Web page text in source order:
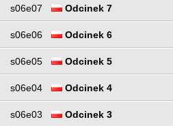
s06e07 Odcinek 7
s06e06 Odcinek 6
s06e05 Odcinek 5
s06e04 Odcinek 4
s06e03 Odcinek 3